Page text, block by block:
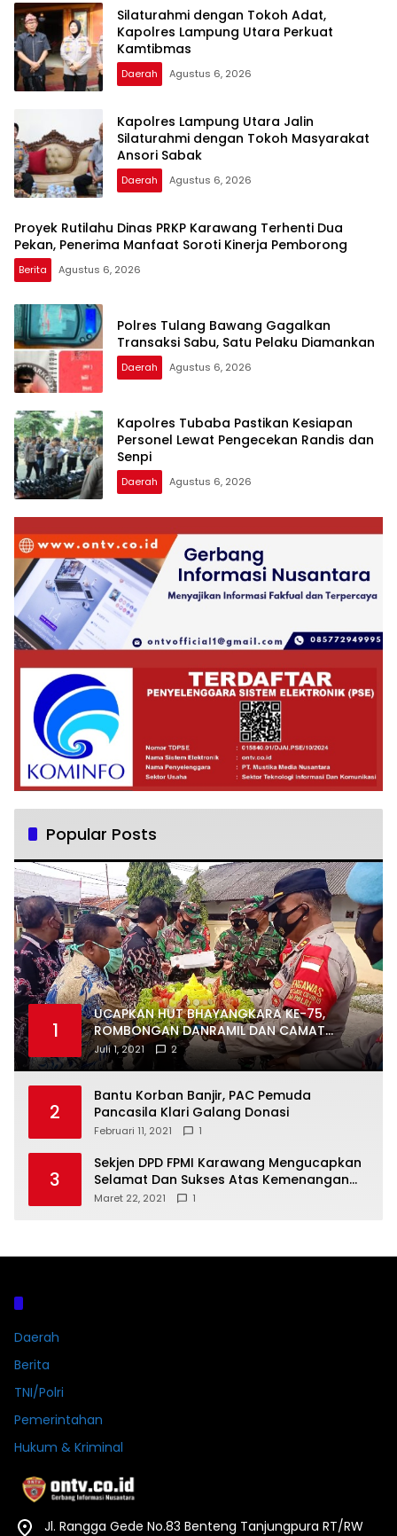
Silaturahmi dengan Tokoh Adat,
Kapolres Lampung Utara Perkuat
Kamtibmas
Daerah Agustus 6, 2026
Kapolres Lampung Utara Jalin
Silaturahmi dengan Tokoh Masyarakat
Ansori Sabak
Daerah Agustus 6, 2026
Proyek Rutilahu Dinas PRKP Karawang Terhenti Dua
Pekan, Penerima Manfaat Soroti Kinerja Pemborong
Berita Agustus 6, 2026
Polres Tulang Bawang Gagalkan
Transaksi Sabu, Satu Pelaku Diamankan
Daerah Agustus 6, 2026
Kapolres Tubaba Pastikan Kesiapan
Personel Lewat Pengecekan Randis dan
Senpi
Daerah Agustus 6, 2026
Popular Posts
1
UCAPKAN HUT BHAYANGKARA KE-75,
ROMBONGAN DANRAMIL DAN CAMAT
DATANGI MAPOLSEK MUARAGEMBONG
Juli 1, 2021 2
2
Bantu Korban Banjir, PAC Pemuda
Pancasila Klari Galang Donasi
Februari 11, 2021 1
3
Sekjen DPD FPMI Karawang Mengucapkan
Selamat Dan Sukses Atas Kemenangan
Calon Kades Dayeuhluhur H.Sapin
Maret 22, 2021 1
Daerah
Berita
TNI/Polri
Pemerintahan
Hukum & Kriminal
Jl. Rangga Gede No.83 Benteng Tanjungpura RT/RW